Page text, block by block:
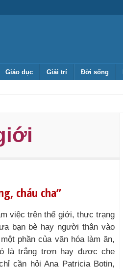
Giáo dục Giải trí Đời sống
cháu cha”
việc trên thế giới, thực trạng
bạn bè hay người thân vào
phần của văn hóa làm ăn,
là trắng trợn hay được che
cần hỏi Ana Patricia Botin,